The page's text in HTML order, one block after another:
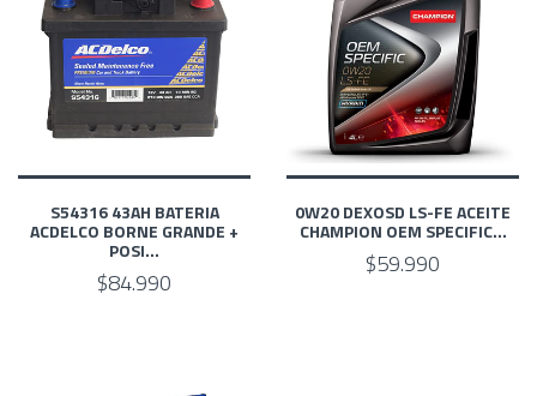
S54316 43AH BATERIA
ACDELCO BORNE GRANDE +
POSI...
$84.990
0W20 DEXOSD LS-FE ACEITE
CHAMPION OEM SPECIFIC...
$59.990